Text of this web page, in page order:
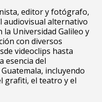
editor y fotógrafo,
audiovisual alternativo
la Universidad Galileo y
con diversos
videoclips hasta
esencia del
incluyendo
grafiti, el teatro y el